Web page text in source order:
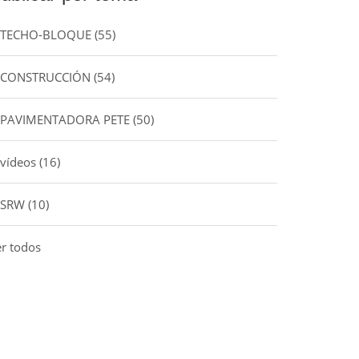
TECHO-BLOQUE(55)
CONSTRUCCIÓN(54)
PAVIMENTADORA PETE(50)
vídeos(16)
SRW(10)
todos